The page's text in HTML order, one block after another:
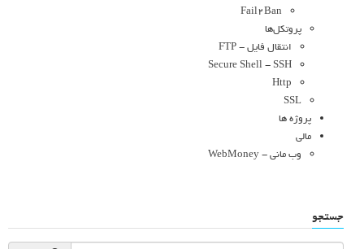
Fail2Ban
پروتکل‌ها
انتقال فایل - FTP
Secure Shell - SSH
Http
SSL
پروژه ها
مالی
وب مانی - WebMoney
جستجو